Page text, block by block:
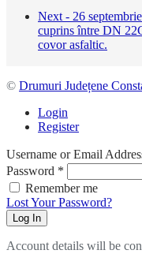
Next - 26
cuprins între DN
covor asfaltic.
© Drumuri Județene
Login
Register
Username or Email
Password *
Remember me
Lost Your Password?
Log In
Account details will be